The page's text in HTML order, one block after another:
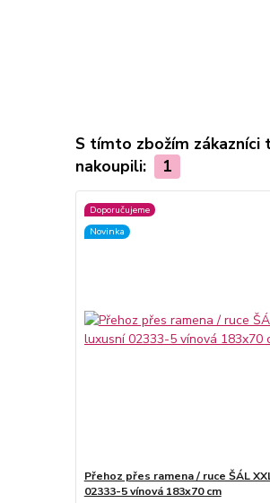
S tímto zbožím zákazníci
nakoupili:
1
Doporučujeme
Novinka
Přehoz přes ramena / ruce ŠÁL
02333-5 vínová 183x70 cm